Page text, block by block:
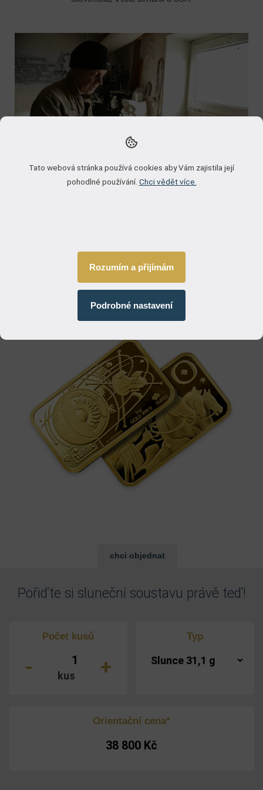
Výrobce/Rafinérie: PAMP
Balení: ochranné balení s certifikační kartou
chci objednat
Pořiďte si sluneční soustavu právě teď!
Počet kusů
- kus +
Typ
Orientační cena*
Tato webová stránka používá cookies aby Vám zajistila její
pohodlné používání. Chci vědět více.
Rozumím a přijímám
Podrobné nastavení